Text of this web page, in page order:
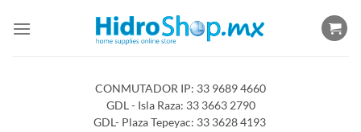
CONMUTADOR IP: 33 9689 4660
GDL - Isla Raza: 33 3663 2790
GDL- Plaza Tepeyac: 33 3628 4193